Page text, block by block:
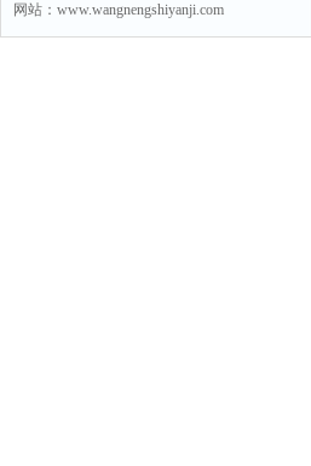
网站：www.wangnengshiyanji.com